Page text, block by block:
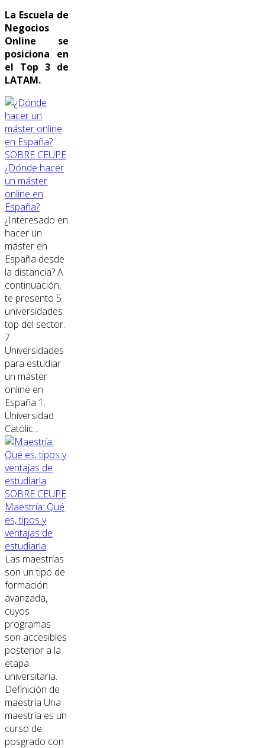
La Escuela de
Negocios
Online se
posiciona en
el Top 3 de
LATAM.
SOBRE CEUPE
¿Dónde hacer
un máster
online en
España?
¿Interesado en
hacer un
máster en
España desde
la distancia? A
continuación,
te presento 5
universidades
top del sector.
7
Universidades
para estudiar
un máster
online en
España 1.
Universidad
Católic...
SOBRE CEUPE
Maestría: Qué
es, tipos y
ventajas de
estudiarla
Las maestrías
son un tipo de
formación
avanzada,
cuyos
programas
son accesibles
posterior a la
etapa
universitaria.
Definición de
maestría Una
maestría es un
curso de
posgrado con